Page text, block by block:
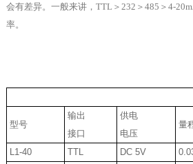
会有差异。一般来讲，TTL＞232＞485＞4-
率。
型号
输出
接口
供电
电压
量
L1-40
TTL DC 5V